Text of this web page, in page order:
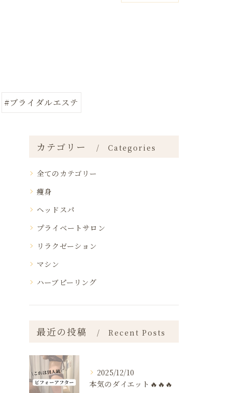
#ブライダルエステ
カテゴリー Categories
全てのカテゴリー
痩身
ヘッドスパ
プライベートサロン
リラクゼーション
マシン
ハーブピーリング
最近の投稿 Recent Posts
2025/12/10
本気のダイエット🔥🔥🔥